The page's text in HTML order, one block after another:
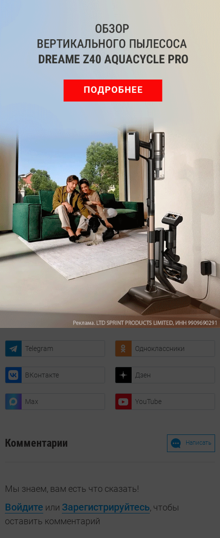
wi-fi
Денис Поповкин
Поделиться
Подпишитесь на рассылку
с самыми популярными статьями
Подписаться
Нажимая кнопку подписаться, вы соглашаетесь
Правилами рассылок Политикой конфиденциальности
Читайте нас в соц. сетях
Telegram Одноклассники
ВКонтакте Дзен
Max YouTube
Комментарии Написать
Мы знаем, вам есть что сказать!
Войдите или Зарегистрируйтесь, чтобы
оставить комментарий